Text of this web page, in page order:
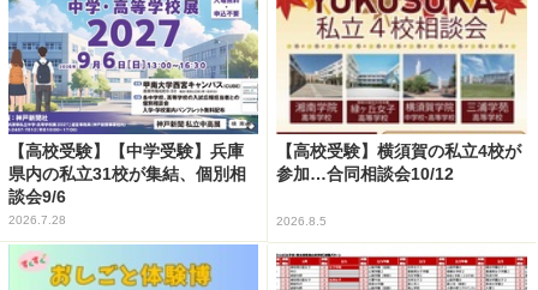
【高校受験】【中学受験】兵庫
県内の私立31校が集結、個別相
談会9/6
2026.7.28
【高校受験】横須賀の私立4校が
参加…合同相談会10/12
2026.8.5